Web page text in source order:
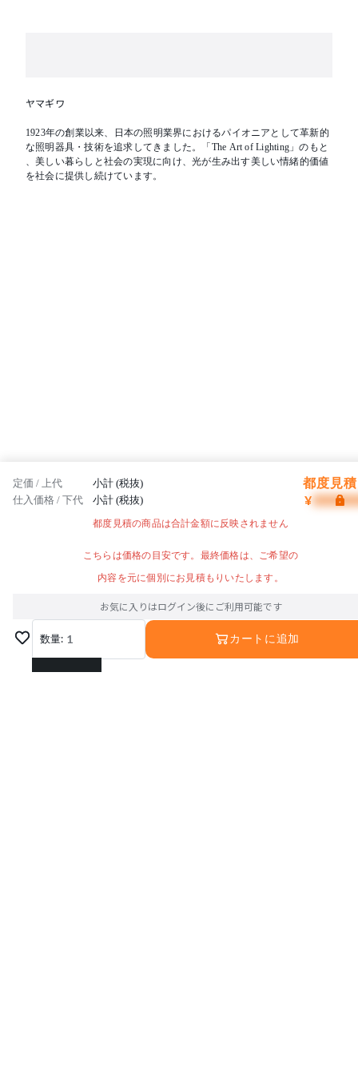
ヤマギワ
1923年の創業以来、日本の照明業界におけるパイオニアとして革新的
な照明器具・技術を追求してきました。「The Art of Lighting」のもと
、美しい暮らしと社会の実現に向け、光が生み出す美しい情緒的価値
を社会に提供し続けています。
定価 / 上代 小計 (税抜) 都度見
仕入価格 / 下代 小計 (税抜) ¥
都度見積の商品は合計金額に反映されません
こちらは価格の目安です。最終価格は、ご希望の
内容を元に個別にお見積もりいたします。
お気に入りはログイン後にご利用可能です
数量: 1
1
カートに追加